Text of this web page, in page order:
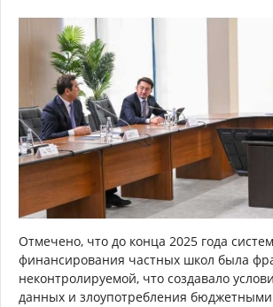
Отмечено, что до конца 2025 года
финансирования частных школ была
неконтролируемой, что создавало
данных и злоупотребления